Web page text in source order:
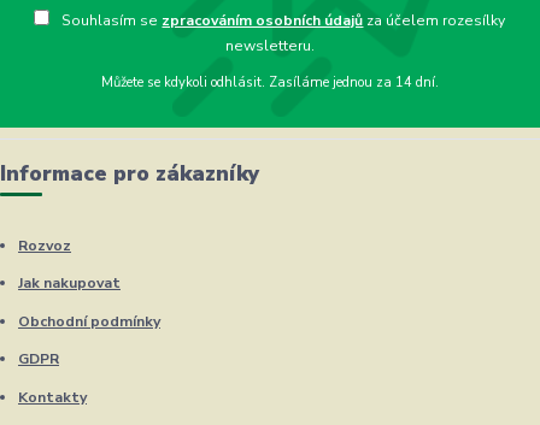
Souhlasím se zpracováním osobních údajů za účelem rozesílky
newsletteru.
Můžete se kdykoli odhlásit. Zasíláme jednou za 14 dní.
Informace pro zákazníky
Rozvoz
Jak nakupovat
Obchodní podmínky
GDPR
Kontakty